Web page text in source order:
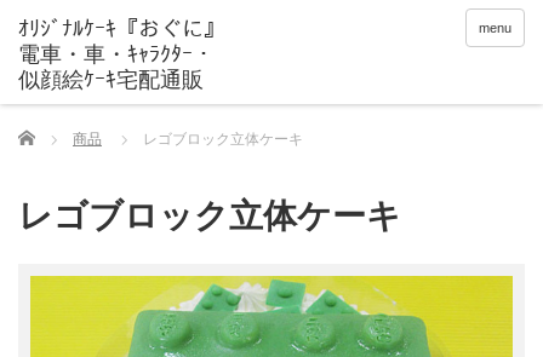
menu
Home 商品 レゴブロック立体ケーキ
レゴブロック立体ケーキ